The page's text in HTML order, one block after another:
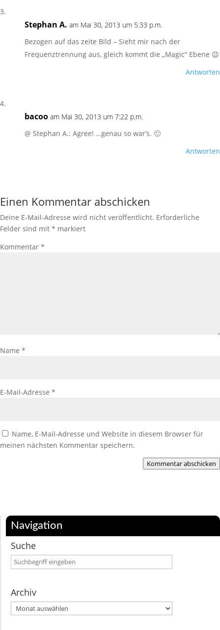
Stephan A. am Mai 30, 2013 um 5:33 p.m.
Bezogen auf das zeite Bild – Sieht mir nach der
Frequenztrennung aus, gleich kommt die „Magic“ Ebene 😉
Antworten
bacoo am Mai 30, 2013 um 7:22 p.m.
@ Stephan A.: Agree! …genau so war’s. 🙂
Antworten
Einen Kommentar abschicken
Deine E-Mail-Adresse wird nicht veröffentlicht. Erforderliche
Felder sind mit * markiert
Kommentar *
Name *
E-Mail-Adresse *
Name, E-Mail-Adresse und Website in diesem Browser für
meinen nächsten Kommentar speichern.
Kommentar abschicken
Navigation
Suche
Archiv
Archiv